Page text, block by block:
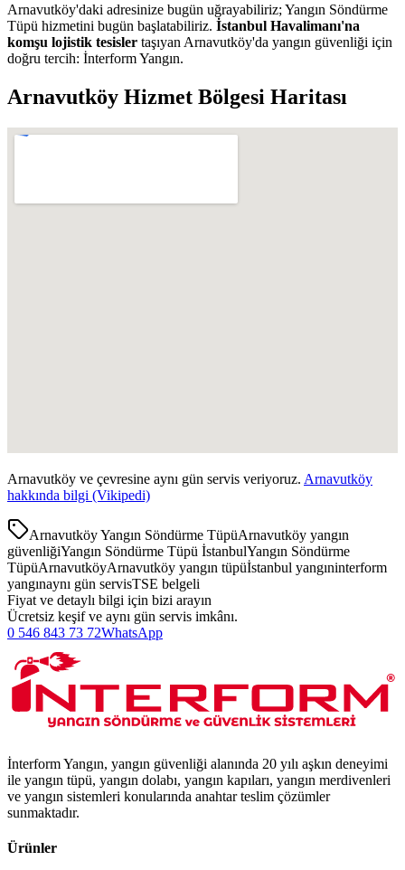
Arnavutköy'daki adresinize bugün uğrayabiliriz; Yangın Söndürme
Tüpü hizmetini bugün başlatabiliriz. İstanbul Havalimanı'na
komşu lojistik tesisler taşıyan Arnavutköy'da yangın güvenliği için
doğru tercih: İnterform Yangın.
Arnavutköy Hizmet Bölgesi Haritası
Arnavutköy ve çevresine aynı gün servis veriyoruz. Arnavutköy
hakkında bilgi (Vikipedi)
Arnavutköy Yangın Söndürme TüpüArnavutköy yangın
güvenliğiYangın Söndürme Tüpü İstanbulYangın Söndürme
TüpüArnavutköyArnavutköy yangın tüpüİstanbul yangıninterform
yangınaynı gün servisTSE belgeli
Fiyat ve detaylı bilgi için bizi arayın
Ücretsiz keşif ve aynı gün servis imkânı.
0 546 843 73 72WhatsApp
İnterform Yangın, yangın güvenliği alanında 20 yılı aşkın deneyimi
ile yangın tüpü, yangın dolabı, yangın kapıları, yangın merdivenleri
ve yangın sistemleri konularında anahtar teslim çözümler
sunmaktadır.
Ürünler